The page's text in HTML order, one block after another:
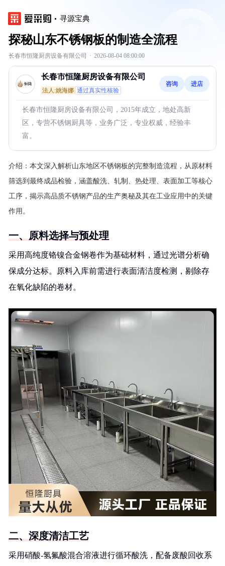
寻源宝典
探秘山东不锈钢板的制造全流程
长春市恒隆厨房设备有限公司 · 2026-08-04 08:00:00
长春市恒隆厨房设备有限公司
法人:姚海娜 通过真实性核验
咨询 进店
长春市恒隆厨房设备有限公司，2015年成立，地处高新
区，专营不锈钢厨具等，业务广泛，专业权威，经验丰
富。
介绍： 本文深入解析山东地区不锈钢板的完整制造流程，从原材料
筛选到最终成品检验，涵盖酸洗、轧制、热处理、表面加工等核心
工序，揭示高品质不锈钢产品的生产奥秘及其在工业应用中的关键
作用。
一、原料选择与预处理
采用高纯度铬镍合金钢卷作为基础材料，通过光谱分析确
保成分达标。原料入库前需进行表面清洁度检测，剔除存
在氧化缺陷的卷材。
二、深度清洁工艺
采用硝酸-氢氟酸混合溶液进行循环酸洗，配备废酸回收系